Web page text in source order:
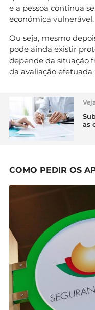
e a pessoa continua
económica vulnerável.
Ou seja, mesmo
pode ainda existir
depende da situação
da avaliação efetuada
as
COMO PEDIR OS